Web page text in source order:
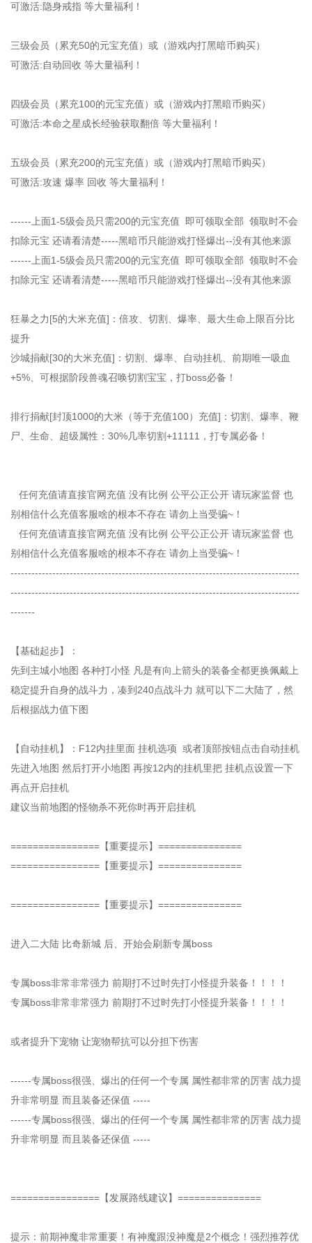
可激活:隐身戒指 等大量福利！
三级会员（累充50的元宝充值）或（游戏内打黑暗币购买）
可激活:自动回收 等大量福利！
四级会员（累充100的元宝充值）或（游戏内打黑暗币购买）
可激活:本命之星成长经验获取翻倍 等大量福利！
五级会员（累充200的元宝充值）或（游戏内打黑暗币购买）
可激活:攻速 爆率 回收 等大量福利！
------上面1-5级会员只需200的元宝充值 即可领取全部 领取时不会
扣除元宝 还请看清楚-----黑暗币只能游戏打怪爆出--没有其他来源
------上面1-5级会员只需200的元宝充值 即可领取全部 领取时不会
扣除元宝 还请看清楚-----黑暗币只能游戏打怪爆出--没有其他来源
狂暴之力[5的大米充值]：倍攻、切割、爆率、最大生命上限百分比
提升
沙城捐献[30的大米充值]：切割、爆率、自动挂机、前期唯一吸血
+5%、可根据阶段兽魂召唤切割宝宝，打boss必备！
排行捐献[封顶1000的大米（等于充值100）充值]：切割、爆率、鞭
尸、生命、超级属性：30%几率切割+11111，打专属必备！
任何充值请直接官网充值 没有比例 公平公正公开 请玩家监督 也
别相信什么充值客服啥的根本不存在 请勿上当受骗~！
任何充值请直接官网充值 没有比例 公平公正公开 请玩家监督 也
别相信什么充值客服啥的根本不存在 请勿上当受骗~！
-----------------------------------------------------------------------------------
-----------------------------------------------------------------------------------
-------
【基础起步】：
先到主城小地图 各种打小怪 凡是有向上箭头的装备全都更换佩戴上
稳定提升自身的战斗力，凑到240点战斗力 就可以下二大陆了，然
后根据战力值下图
【自动挂机】：F12内挂里面 挂机选项 或者顶部按钮点击自动挂机
先进入地图 然后打开小地图 再按12内的挂机里把 挂机点设置一下
再点开启挂机
建议当前地图的怪物杀不死你时再开启挂机
================【重要提示】===============
================【重要提示】===============
================【重要提示】===============
进入二大陆 比奇新城 后、开始会刷新专属boss
专属boss非常非常强力 前期打不过时先打小怪提升装备！！！！
专属boss非常非常强力 前期打不过时先打小怪提升装备！！！！
或者提升下宠物 让宠物帮抗可以分担下伤害
------专属boss很强、爆出的任何一个专属 属性都非常的厉害 战力提
升非常明显 而且装备还保值 -----
------专属boss很强、爆出的任何一个专属 属性都非常的厉害 战力提
升非常明显 而且装备还保值 -----
================【发展路线建议】===============
提示：前期神魔非常重要！有神魔跟没神魔是2个概念！强烈推荐优